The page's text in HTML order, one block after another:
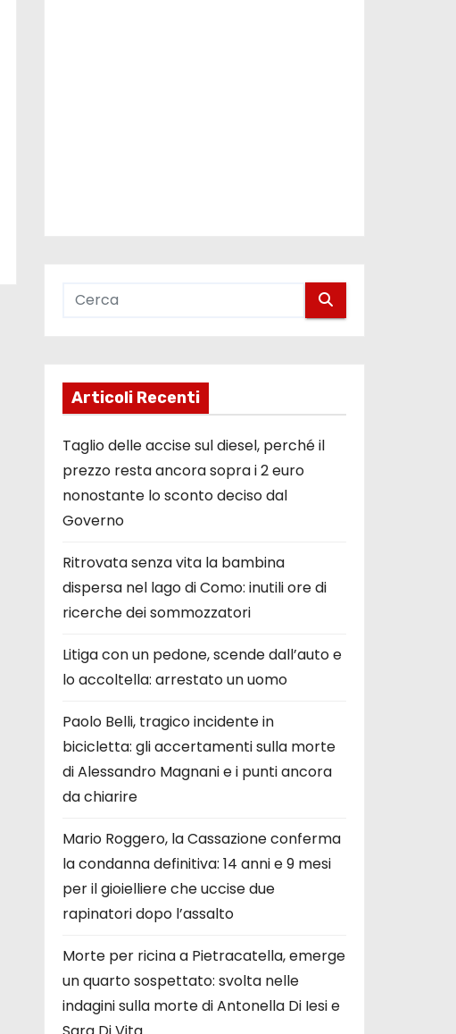
Articoli Recenti
Taglio delle accise sul diesel, perché il
prezzo resta ancora sopra i 2 euro
nonostante lo sconto deciso dal
Governo
Ritrovata senza vita la bambina
dispersa nel lago di Como: inutili ore di
ricerche dei sommozzatori
Litiga con un pedone, scende dall’auto e
lo accoltella: arrestato un uomo
Paolo Belli, tragico incidente in
bicicletta: gli accertamenti sulla morte
di Alessandro Magnani e i punti ancora
da chiarire
Mario Roggero, la Cassazione conferma
la condanna definitiva: 14 anni e 9 mesi
per il gioielliere che uccise due
rapinatori dopo l’assalto
Morte per ricina a Pietracatella, emerge
un quarto sospettato: svolta nelle
indagini sulla morte di Antonella Di Iesi e